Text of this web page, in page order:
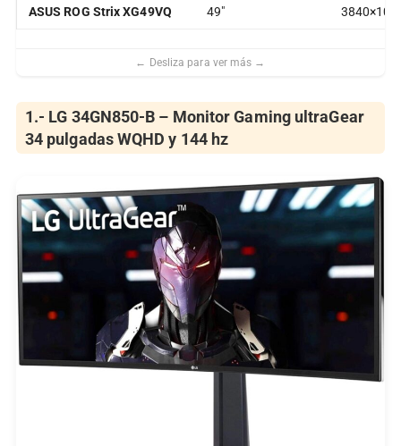
ASUS ROG Strix XG49VQ 49″
1.- LG 34GN850-B – Monitor Gaming ultraGear
34 pulgadas WQHD y 144 hz